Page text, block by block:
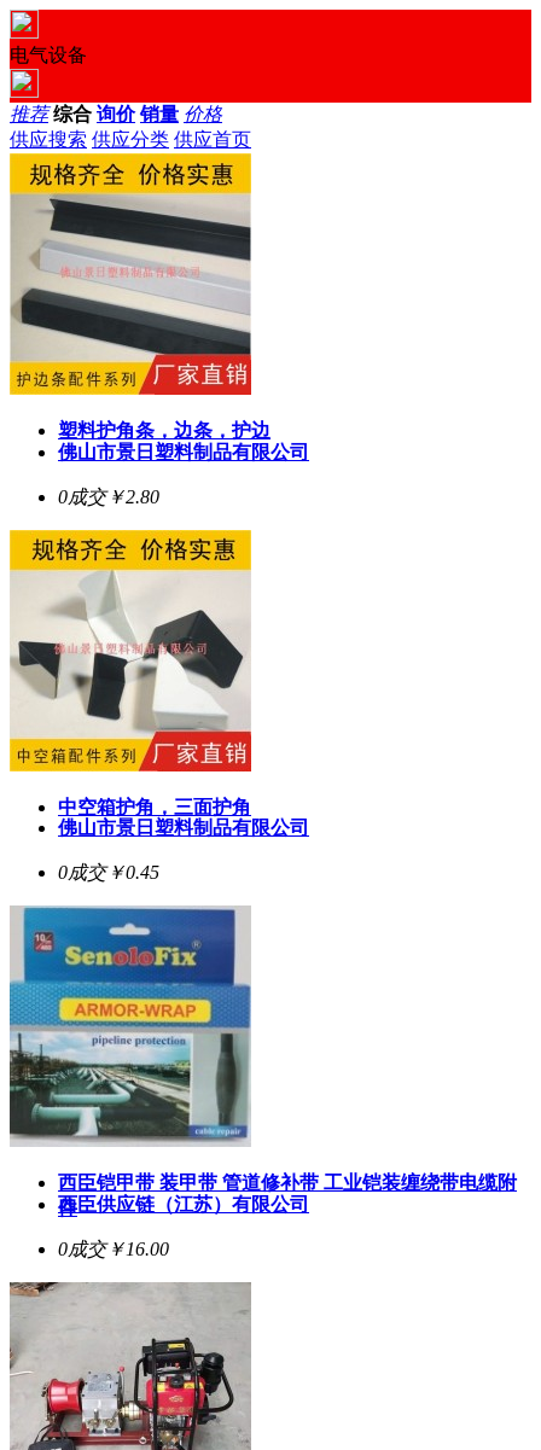
电气设备
推荐 综合 询价 销量 价格
供应搜索 供应分类 供应首页
塑料护角条，边条，护边
佛山市景日塑料制品有限公司
0成交￥2.80
中空箱护角，三面护角
佛山市景日塑料制品有限公司
0成交￥0.45
西臣铠甲带 装甲带 管道修补带 工业铠装缠绕带电缆附
件
西臣供应链（江苏）有限公司
0成交￥16.00